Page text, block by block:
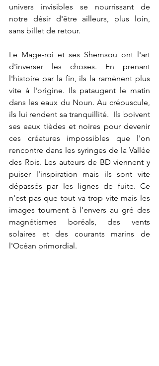
univers invisibles se nourrissant de
notre désir d'être ailleurs, plus loin,
sans billet de retour.
Le Mage-roi et ses Shemsou ont l'art
d'inverser les choses. En prenant
l'histoire par la fin, ils la ramènent plus
vite à l'origine. Ils pataugent le matin
dans les eaux du Noun. Au crépuscule,
ils lui rendent sa tranquillité.  Ils boivent
ses eaux tièdes et noires pour devenir
ces créatures impossibles que l'on
rencontre dans les syringes de la Vallée
des Rois. Les auteurs de BD viennent y
puiser l'inspiration mais ils sont vite
dépassés par les lignes de fuite. Ce
n'est pas que tout va trop vite mais les
images tournent à l'envers au gré des
magnétismes boréals, des vents
solaires et des courants marins de
l'Océan primordial.